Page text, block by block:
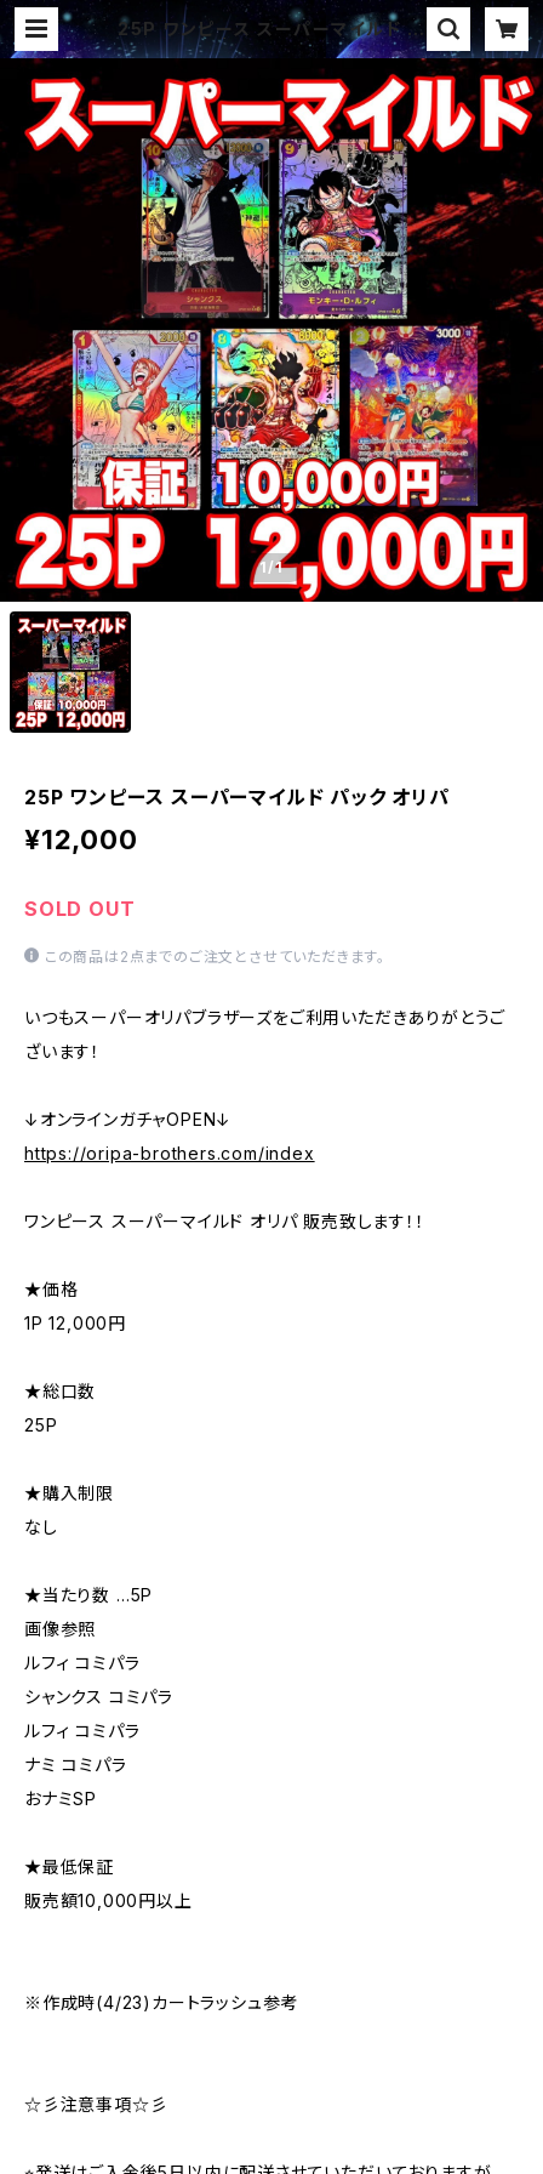
25P ワンピース スーパーマイルド パ
ック オリパ | オリパ ブラザーズ オ
リパ専門店 (ポケカ、ワンピース、遊戯
王、ヴァイス、ドラゴンボール)
1/1
25P ワンピース スーパーマイルド パック オリパ
¥12,000
SOLD OUT
この商品は2点までのご注文とさせていただきます。
いつもスーパーオリパブラザーズをご利用いただきありがとうご
ざいます！
↓オンラインガチャOPEN↓
https://oripa-brothers.com/index
ワンピース スーパーマイルド オリパ 販売致します！！
★価格
1P 12,000円
★総口数
25P
★購入制限
なし
★当たり数 …5P
画像参照
ルフィ コミパラ
シャンクス コミパラ
ルフィ コミパラ
ナミ コミパラ
おナミSP
★最低保証
販売額10,000円以上
※作成時(4/23)カートラッシュ参考
☆彡注意事項☆彡